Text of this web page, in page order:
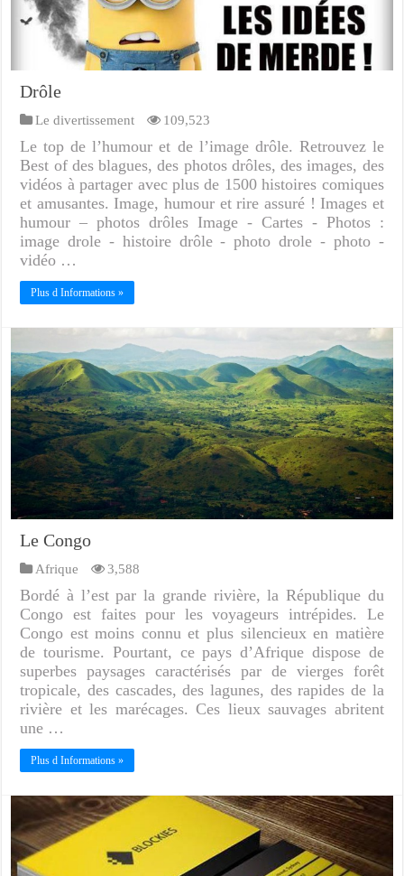
Drôle
Le divertissement 109,523
Le top de l’humour et de l’image drôle. Retrouvez le
Best of des blagues, des photos drôles, des images, des
vidéos à partager avec plus de 1500 histoires comiques
et amusantes. Image, humour et rire assuré ! Images et
humour – photos drôles Image - Cartes - Photos :
image drole - histoire drôle - photo drole - photo -
vidéo …
Plus d Informations »
Le Congo
Afrique 3,588
Bordé à l’est par la grande rivière, la République du
Congo est faites pour les voyageurs intrépides. Le
Congo est moins connu et plus silencieux en matière
de tourisme. Pourtant, ce pays d’Afrique dispose de
superbes paysages caractérisés par de vierges forêt
tropicale, des cascades, des lagunes, des rapides de la
rivière et les marécages. Ces lieux sauvages abritent
une …
Plus d Informations »